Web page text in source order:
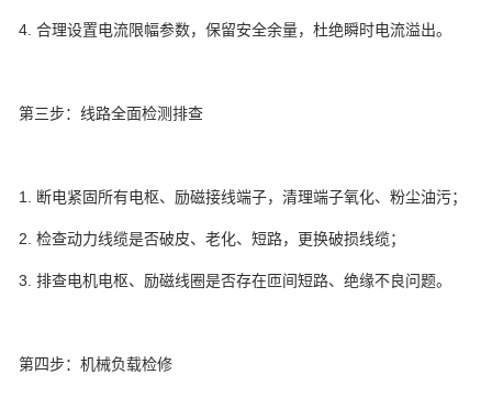
4. 合理设置电流限幅参数，保留安全余量，杜绝瞬时电流溢出。
第三步：线路全面检测排查
1. 断电紧固所有电枢、励磁接线端子，清理端子氧化、粉尘油污；
2. 检查动力线缆是否破皮、老化、短路，更换破损线缆；
3. 排查电机电枢、励磁线圈是否存在匝间短路、绝缘不良问题。
第四步：机械负载检修